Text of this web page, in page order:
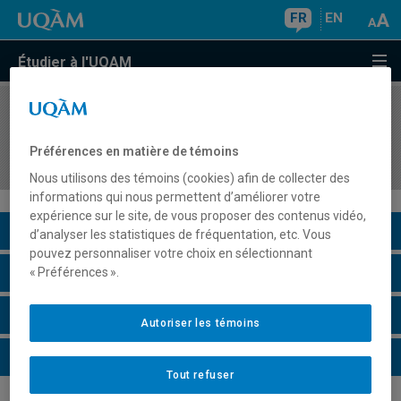
FR EN
Étudier à l'UQAM
COURS//
recherche
Description du cours
Horaire - Été 2026
Horaire - Automne 2026
Horaire - Hiver 2027
Préférences en matière de témoins
Nous utilisons des témoins (cookies) afin de collecter des
informations qui nous permettent d’améliorer votre
expérience sur le site, de vous proposer des contenus vidéo,
d’analyser les statistiques de fréquentation, etc. Vous
pouvez personnaliser votre choix en sélectionnant
« Préférences ».
Tout refuser
Autoriser les témoins